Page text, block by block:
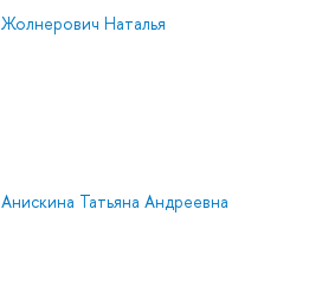
Жолнерович Наталья
Анискина Татьяна Андреевна